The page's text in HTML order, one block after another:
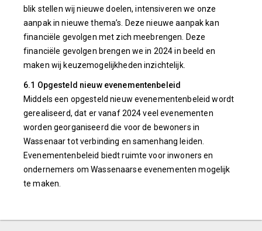
blik stellen wij nieuwe doelen, intensiveren we onze
aanpak in nieuwe thema’s. Deze nieuwe aanpak kan
financiële gevolgen met zich meebrengen. Deze
financiële gevolgen brengen we in 2024 in beeld en
maken wij keuzemogelijkheden inzichtelijk.
6.1 Opgesteld nieuw evenementenbeleid
Middels een opgesteld nieuw evenementenbeleid wordt
gerealiseerd, dat er vanaf 2024 veel evenementen
worden georganiseerd die voor de bewoners in
Wassenaar tot verbinding en samenhang leiden.
Evenementenbeleid biedt ruimte voor inwoners en
ondernemers om Wassenaarse evenementen mogelijk
te maken.